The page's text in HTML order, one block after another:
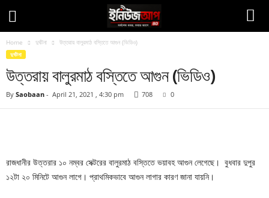
Home দুর্ঘটনা উত্তরায় বালুরমাঠ বস্তিতে আগুন (ভিডিও)
দুর্ঘটনা
উত্তরায় বালুরমাঠ বস্তিতে আগুন (ভিডিও)
By Saobaan - April 21, 2021 , 4:30 pm 708 0
রাজধানীর উত্তরার ১০ নম্বর সেক্টরের বালুরমাঠ বস্তিতে ভয়াবহ আগুন লেগেছে। বুধবার দুপুর
১২টা ২০ মিনিটে আগুন লাগে। প্রাথমিকভাবে আগুন লাগার কারণ জানা যায়নি।